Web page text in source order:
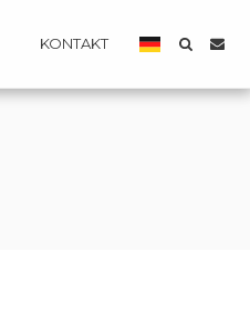
KONTAKT